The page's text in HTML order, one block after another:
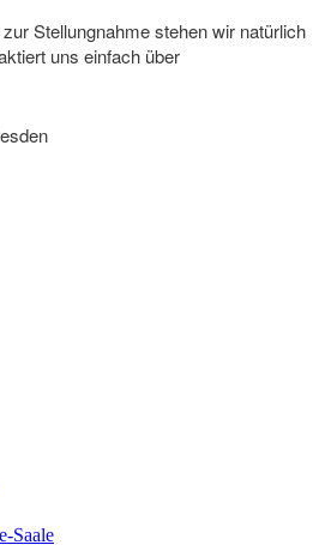
Stellungnahme stehen wir natürlich
uns einfach über
Saale